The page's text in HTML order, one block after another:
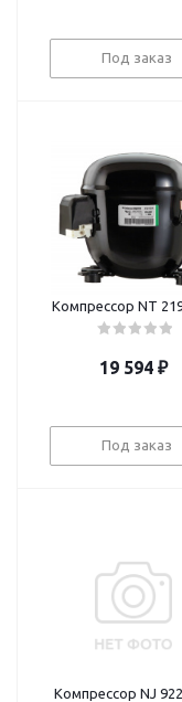
Под заказ
Компрессор NT
19 594₽
Под заказ
Компрессор NJ